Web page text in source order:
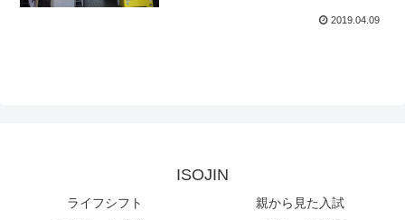
2019.04.09
ISOJIN
ライフシフト
親から見た入試